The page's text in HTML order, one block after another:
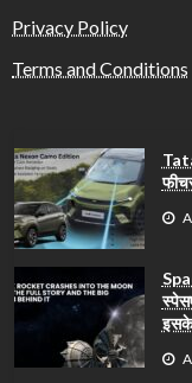
Privacy Policy
Terms and Conditions
इसके